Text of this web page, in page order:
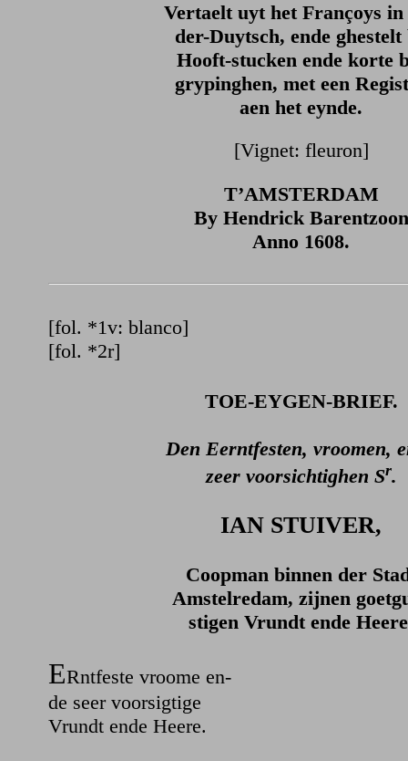
Vertaelt uyt het Françoys in
der-Duytsch, ende ghestelt
Hooft-stucken ende korte
grypinghen, met een
aen het eynde.
[Vignet: fleuron]
T’AMSTERDAM
By Hendrick Barentzoon
Anno 1608.
[fol. *1v: blanco]
[fol. *2r]
TOE-EYGEN-BRIEF.
Den Eerntfesten, vroomen,
zeer voorsichtighen Sr.
IAN STUIVER,
Coopman binnen der
Amstelredam, zijnen
stigen Vrundt ende
ERntfeste vroome en-
de seer voorsigtige
Vrundt ende Heere.